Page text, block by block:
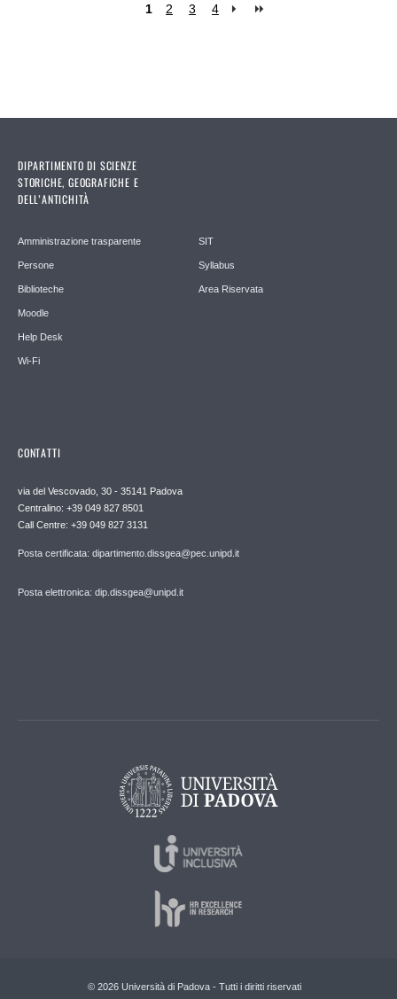
1 2 3 4
DIPARTIMENTO DI SCIENZE
STORICHE, GEOGRAFICHE E
DELL’ANTICHITÀ
Amministrazione trasparente
Persone
Biblioteche
Moodle
Help Desk
Wi-Fi
SIT
Syllabus
Area Riservata
CONTATTI
via del Vescovado, 30 - 35141 Padova
Centralino: +39 049 827 8501
Call Centre: +39 049 827 3131
Posta certificata: dipartimento.dissgea@pec.unipd.it
Posta elettronica: dip.dissgea@unipd.it
© 2026 Università di Padova - Tutti i diritti riservati